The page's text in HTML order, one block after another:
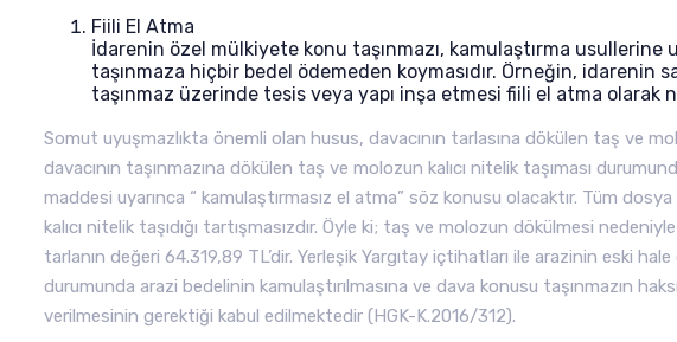
Fiili El Atma
İdarenin özel mülkiyete konu taşınmazı, kamulaştırma
taşınmaza hiçbir bedel ödemeden koymasıdır. Örneğin, idarenin
taşınmaz üzerinde tesis veya yapı inşa etmesi fiili el atma olarak
Somut uyuşmazlıkta önemli olan husus, davacının tarlasına dökülen taş ve
davacının taşınmazına dökülen taş ve molozun kalıcı nitelik taşıması
maddesi uyarınca “ kamulaştırmasız el atma” söz konusu olacaktır. Tüm
kalıcı nitelik taşıdığı tartışmasızdır. Öyle ki; taş ve molozun dökülmesi
tarlanın değeri 64.319,89 TL’dir. Yerleşik Yargıtay içtihatları ile arazinin eski
durumunda arazi bedelinin kamulaştırılmasına ve dava konusu taşınmazın
verilmesinin gerektiği kabul edilmektedir (HGK-K.2016/312).